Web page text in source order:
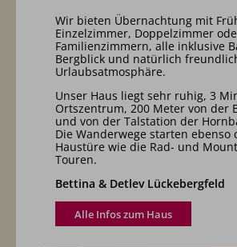
Wir bieten Übernachtung mit
Einzelzimmer, Doppelzimmer
Familienzimmern, alle inklusive
Bergblick und natürlich
Urlaubsatmosphäre.
Unser Haus liegt sehr ruhig, 3
Ortszentrum, 200 Meter von der
und von der Talstation der
Die Wanderwege starten ebenso
Haustüre wie die Rad- und
Touren.
Bettina & Detlev Lückebergfeld
Alle Infos zum Haus